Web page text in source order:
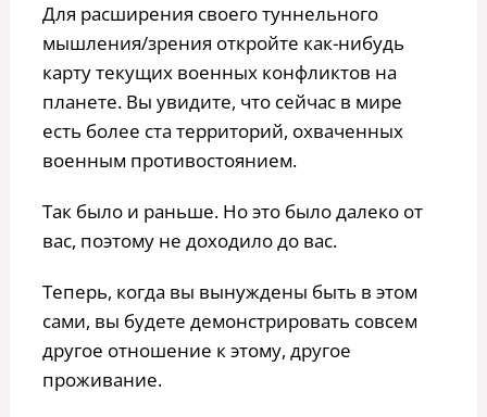
Для расширения своего туннельного
мышления/зрения откройте как-нибудь
карту текущих военных конфликтов на
планете. Вы увидите, что сейчас в мире
есть более ста территорий, охваченных
военным противостоянием.
Так было и раньше. Но это было далеко от
вас, поэтому не доходило до вас.
Теперь, когда вы вынуждены быть в этом
сами, вы будете демонстрировать совсем
другое отношение к этому, другое
проживание.